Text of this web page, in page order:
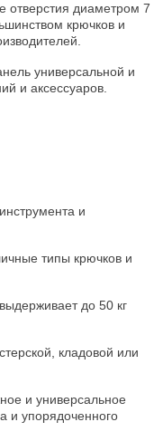
отверстия диаметром 7
крючков и
универсальной и
и аксессуаров.
и
типы крючков и
до 50 кг
кладовой или
и универсальное
и упорядоченного